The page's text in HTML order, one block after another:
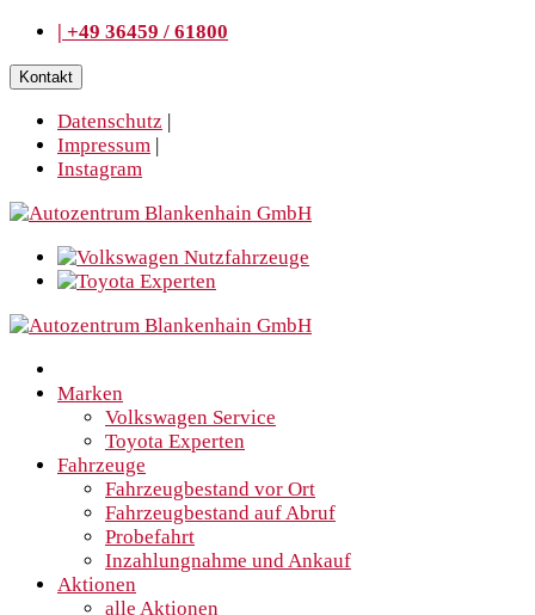
| +49 36459 / 61800
Kontakt
Datenschutz |
Impressum |
Instagram
Marken
Volkswagen Service
Toyota Experten
Fahrzeuge
Fahrzeugbestand vor Ort
Fahrzeugbestand auf Abruf
Probefahrt
Inzahlungnahme und Ankauf
Aktionen
alle Aktionen